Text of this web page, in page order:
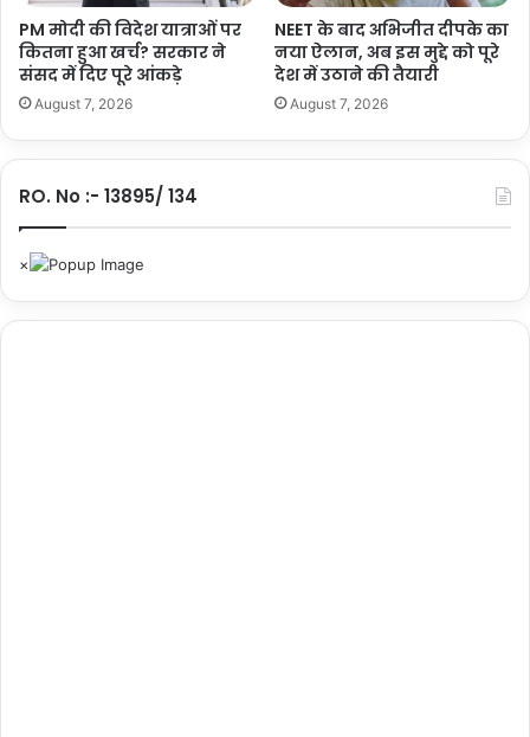
Tags delhi crime news
रा
ज
दू
त
या
दु
ख
PM मोदी की विदेश यात्राओं पर
कितना हुआ खर्च? सरकार ने
संसद में दिए पूरे आंकड़े
August 7, 2026
NEET के बाद अभिजीत दीपके का
नया ऐलान, अब इस मुद्दे को पूरे
देश में उठाने की तैयारी
August 7, 2026
RO. No :- 13895/ 134